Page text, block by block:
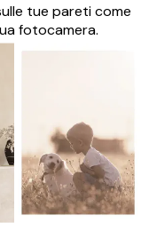
tue pareti come
fotocamera.